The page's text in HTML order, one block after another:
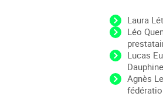
Laura
Léo
Lucas
Dauphine
Agnès